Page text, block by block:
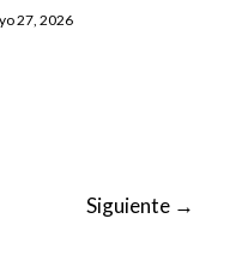
27, 2026
Siguiente →